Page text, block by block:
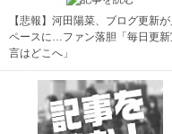
【悲報】河田陽菜、ブログ更新
ペースに…ファン落胆「毎日更新
言はどこへ」